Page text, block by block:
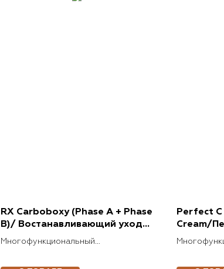
RX Carboboxy (Phase A + Phase
B)/ Востанавливающий уход
Карбокси
Многофункциональный
нового поколения
Perfect
Cream/
лица